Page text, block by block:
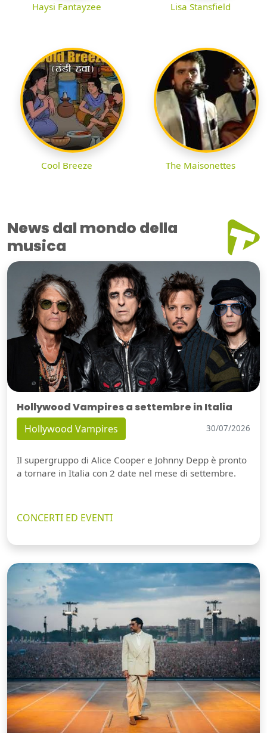
Haysi Fantayzee Lisa Stansfield
Cool Breeze The Maisonettes
News dal mondo della
musica
Hollywood Vampires a settembre in Italia
Hollywood Vampires 30/07/2026
Il supergruppo di Alice Cooper e Johnny Depp è pronto
a tornare in Italia con 2 date nel mese di settembre.
CONCERTI ED EVENTI